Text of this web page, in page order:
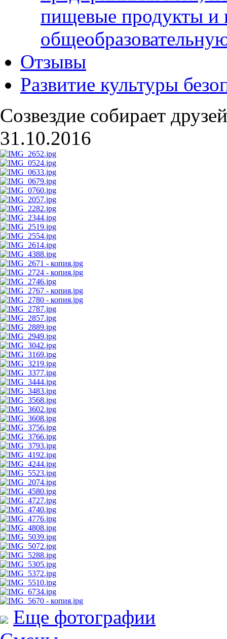
пищевые продукты и
Отзывы
Развитие культуры
Созвездие собирает
31.10.2016
Еще фотографии